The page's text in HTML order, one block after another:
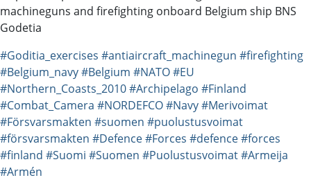
machineguns and firefighting onboard Belgium ship BNS
Godetia
#Goditia_exercises #antiaircraft_machinegun #firefighting
#Belgium_navy#Belgium #NATO#EU
#Northern_Coasts_2010#Archipelago #Finland
#Combat_Camera #NORDEFCO#Navy#Merivoimat
#Försvarsmakten #suomen #puolustusvoimat
#försvarsmakten #Defence#Forces #defence#forces
#finland #Suomi #Suomen #Puolustusvoimat#Armeija
#Armén